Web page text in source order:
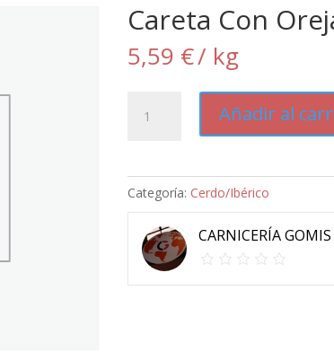
Careta Con
5,59 €/ kg
Con
Añadir al
Categoría: Cerdo/Ibérico
CARNICERÍA GOMIS